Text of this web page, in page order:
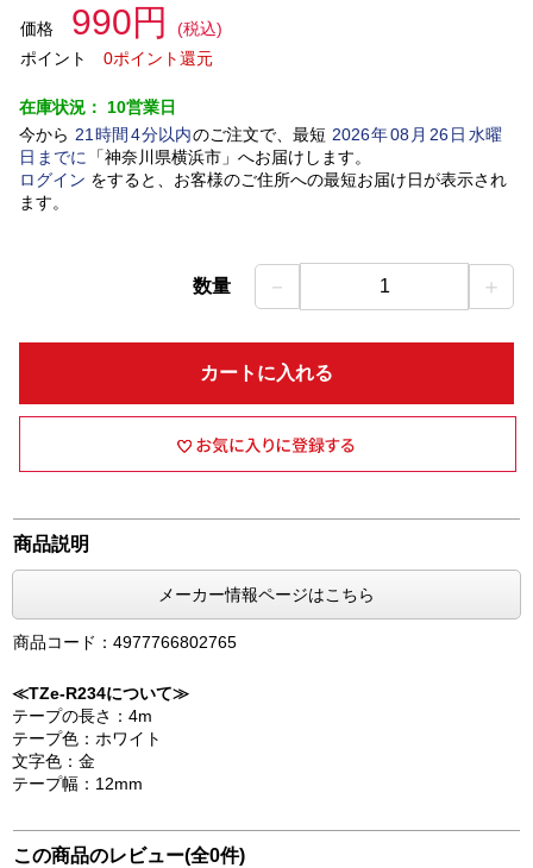
価格 990円
(税込)
ポイント
0ポイント還元
在庫状況： 10営業日
今から 21 時間 4分以内のご注文で、最短 2026年08 月 26日水曜
日 までに 「神奈川県横浜市」 へお届けします。
ログイン をすると、お客様のご住所への最短お届け日が表示され
ます。
数量 － 1 ＋
カートに入れる
商品説明
メーカー情報ページはこちら
商品コード：4977766802765
≪TZe-R234について≫
テープの長さ：4m
テープ色：ホワイト
文字色：金
テープ幅：12mm
この商品のレビュー(全0件)